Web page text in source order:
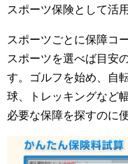
スポーツ保険として活
スポーツごとに保障コ
スポーツを選べば目安
す。ゴルフを始め、自
球、トレッキングなど
必要な保障を探すのに